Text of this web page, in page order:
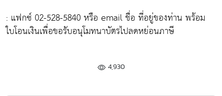
: แฟกซ์ 02-528-5840 หรือ email ชื่อ ที่อยู่ของท่าน พร้อม
ใบโอนเงินเพื่อขอรับอนุโมทนาบัตรไปลดหย่อนภาษี
4,930